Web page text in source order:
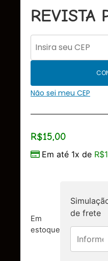
REVISTA
Não sei meu CEP
R$15,00
Em até 1x de R$
Em
estoque
de frete